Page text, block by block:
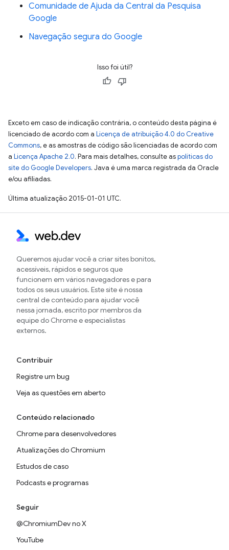
Comunidade de Ajuda da Central da Pesquisa
Google
Navegação segura do Google
Isso foi útil?
Exceto em caso de indicação contrária, o conteúdo desta página é
licenciado de acordo com a Licença de atribuição 4.0 do Creative
Commons, e as amostras de código são licenciadas de acordo com
a Licença Apache 2.0. Para mais detalhes, consulte aspolíticas do
site do Google Developers. Java é uma marca registrada da Oracle
e/ou afiliadas.
Última atualização 2015-01-01 UTC.
Queremos ajudar você a criar sites bonitos,
acessíveis, rápidos e seguros que
funcionem em vários navegadores e para
todos os seus usuários. Este site é nossa
central de conteúdo para ajudar você
nessa jornada, escrito por membros da
equipe do Chrome e especialistas
externos.
Contribuir
Registre um bug
Veja as questões em aberto
Conteúdo relacionado
Chrome para desenvolvedores
Atualizações do Chromium
Estudos de caso
Podcasts e programas
Seguir
@ChromiumDev no X
YouTube